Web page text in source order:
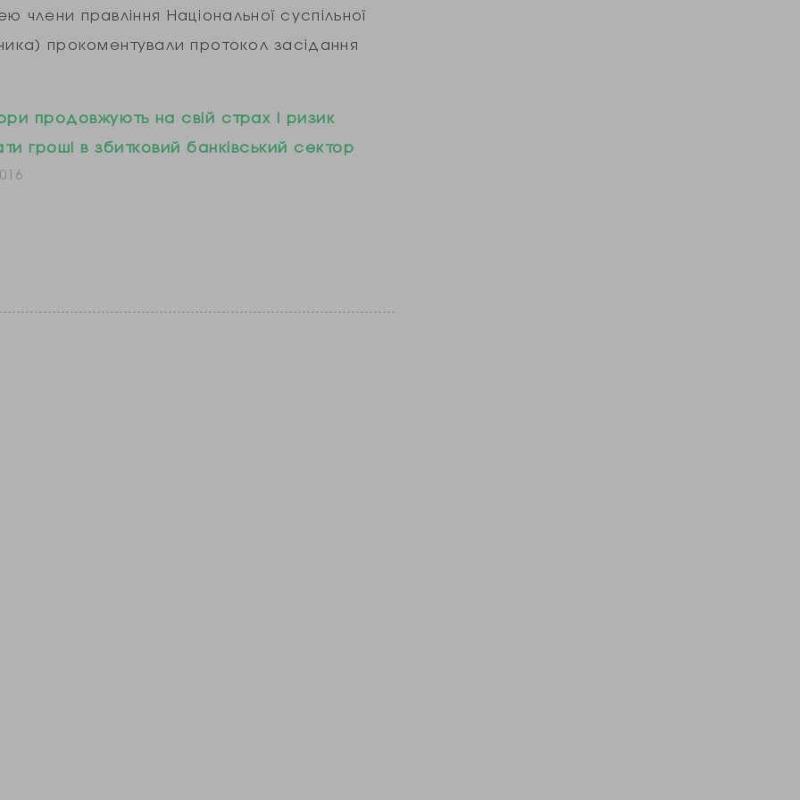
правління Національної суспільної
прокоментували протокол засідання
продовжують на свій страх і ризик
гроші в збитковий банківський сектор